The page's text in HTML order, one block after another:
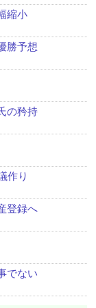
縮小
勝予想
の矜持
作り
登録へ
でない